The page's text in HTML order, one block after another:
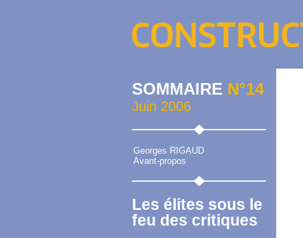
SOMMAIRE N°14
Juin 2006
Georges RIGAUD
Avant-propos
Les élites sous le
feu des critiques